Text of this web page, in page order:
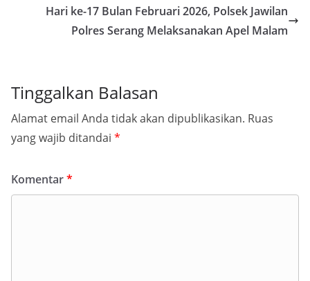
Hari ke-17 Bulan Februari 2026, Polsek Jawilan
Polres Serang Melaksanakan Apel Malam
Tinggalkan Balasan
Alamat email Anda tidak akan dipublikasikan. Ruas
yang wajib ditandai *
Komentar*